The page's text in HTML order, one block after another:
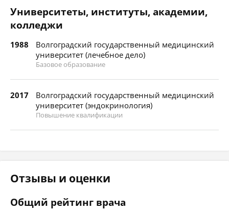
Университеты, институты, академии,
колледжи
1988
Волгоградский государственный медицинский
университет (лечебное дело)
Базовое образование
2017
Волгоградский государственный медицинский
университет (эндокринология)
Повышение квалификации
Отзывы и оценки
Общий рейтинг врача